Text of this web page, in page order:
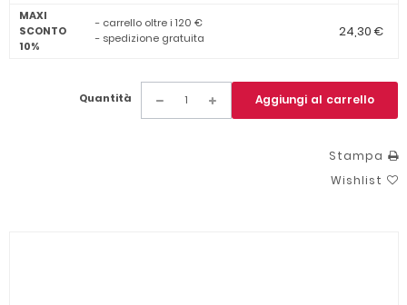
MAXI
SCONTO
10%
- carrello oltre i 120 €
- spedizione gratuita
24,30 €
Quantità Aggiungi al carrello
Stampa
Wishlist